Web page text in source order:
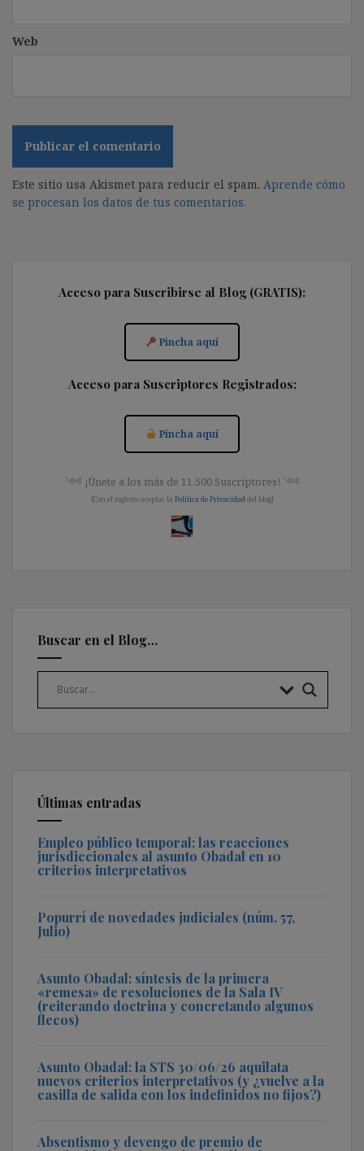
Web
Este sitio usa Akismet para reducir el spam. Aprende cómo
se procesan los datos de tus comentarios.
Acceso para Suscribirse al Blog (GRATIS):
Pincha aquí
Acceso para Suscriptores Registrados:
Pincha aquí
༺ ¡Únete a los más de 11.500 Suscriptores! ༺
[Con el registro aceptas la Política de Privacidad del blog]
Buscar en el Blog…
Últimas entradas
Empleo público temporal: las reacciones
jurisdiccionales al asunto Obadal en 10
criterios interpretativos
Popurrí de novedades judiciales (núm. 57,
Julio)
Asunto Obadal: síntesis de la primera
«remesa» de resoluciones de la Sala IV
(reiterando doctrina y concretando algunos
flecos)
Asunto Obadal: la STS 30/06/26 aquilata
nuevos criterios interpretativos (y ¿vuelve a la
casilla de salida con los indefinidos no fijos?)
Absentismo y devengo de premio de